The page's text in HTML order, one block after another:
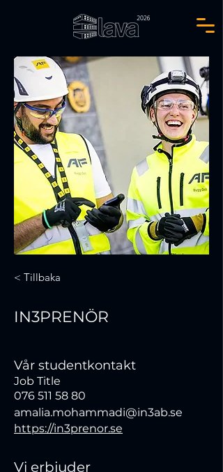
< Tillbaka
IN3PRENÖR
Vår studentkontakt
Job Title
076 511 58 80
amalia.mohammadi@in3ab.se
https://in3prenor.se
Vi erbjuder